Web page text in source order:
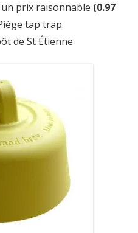
prix raisonnable (0.97
tap trap.
de St Étienne